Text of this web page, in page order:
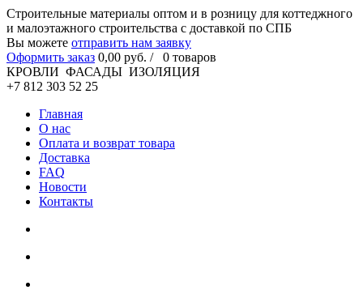
Cтроительные материалы оптом и в розницу для коттеджного
и малоэтажного строительства с доставкой по СПБ
Вы можете отправить нам заявку
Оформить заказ 0,00 руб. / 0 товаров
КРОВЛИ ФАСАДЫ ИЗОЛЯЦИЯ
+7 812 303 52 25
Главная
О нас
Оплата и возврат товара
Доставка
FAQ
Новости
Контакты